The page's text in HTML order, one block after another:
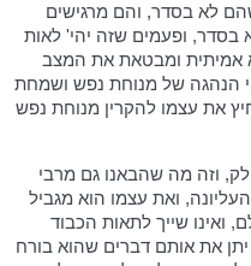
לא בסדר, והם מרגישים
ופעמים שזה יהי' לאות
אמיתית ומבטאת את המצב
הנהגה של מנוחת נפש ושמחת
את עצמו להקרין מנוחת נפש
וזה מה שהבאנו גם מרבי
ואת עצמו הוא מגביל
ואינו שייך לתאות הכבוד
את אותם דברים שהוא בורח